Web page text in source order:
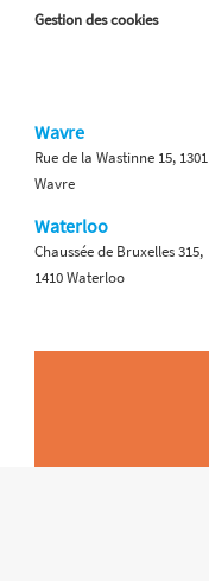
Gestion des cookies
Wavre
Rue de la Wastinne 15, 1301
Wavre
Waterloo
Chaussée de Bruxelles 315,
1410 Waterloo